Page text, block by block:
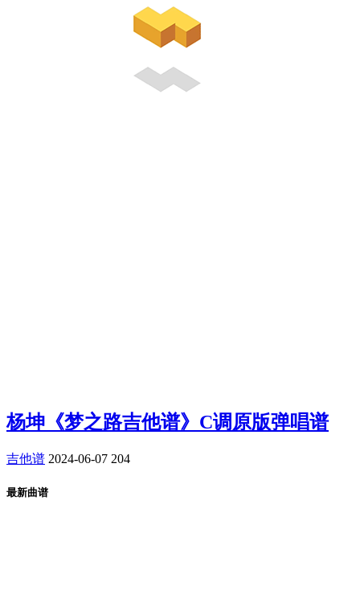
杨坤《梦之路吉他谱》C调原版弹唱谱
吉他谱 2024-06-07 204
最新曲谱